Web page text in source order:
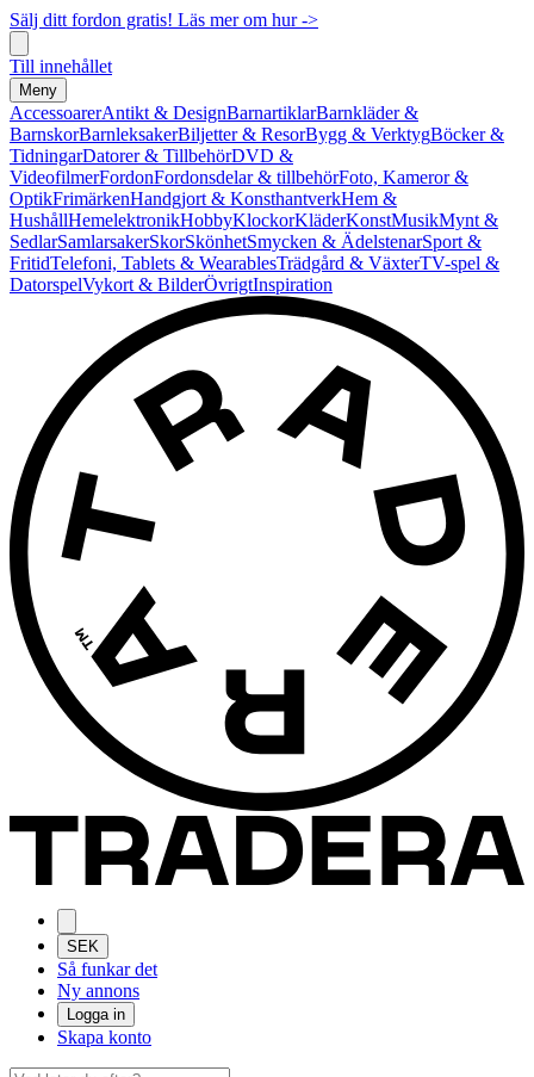
Sälj ditt fordon gratis! Läs mer om hur ->
Till innehållet
Meny
AccessoarerAntikt & DesignBarnartiklarBarnkläder &
BarnskorBarnleksakerBiljetter & ResorBygg & VerktygBöcker &
TidningarDatorer & TillbehörDVD &
VideofilmerFordonFordonsdelar & tillbehörFoto, Kameror &
OptikFrimärkenHandgjort & KonsthantverkHem &
HushållHemelektronikHobbyKlockorKläderKonstMusikMynt &
SedlarSamlarsakerSkorSkönhetSmycken & ÄdelstenarSport &
FritidTelefoni, Tablets & WearablesTrädgård & VäxterTV-spel &
DatorspelVykort & BilderÖvrigtInspiration
SEK
Så funkar det
Ny annons
Logga in
Skapa konto